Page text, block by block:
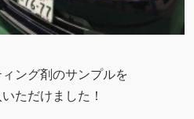
ング剤のサンプルを
ただけました！